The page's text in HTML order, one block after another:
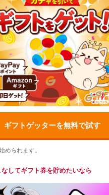
ギフトゲッターを無料で試す
められます。
してギフト券を貯めたいなら